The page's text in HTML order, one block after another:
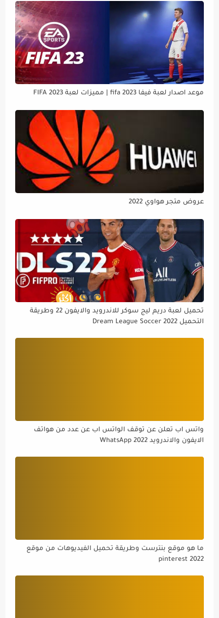
موعد اصدار لعبة فيفا 2023 fifa | مميزات لعبة FIFA 2023
عروض متجر هواوي 2022
تحميل لعبة دريم ليج سوكر للاندرويد والايفون 22 وطريقة
التحميل Dream League Soccer 2022
واتس اب تعلن عن توقف الواتس اب عن عدد من هواتف
الايفون والاندرويد WhatsApp 2022
ما هو موقع بنترست وطريقة تحميل الفيديوهات من موقع
pinterest 2022